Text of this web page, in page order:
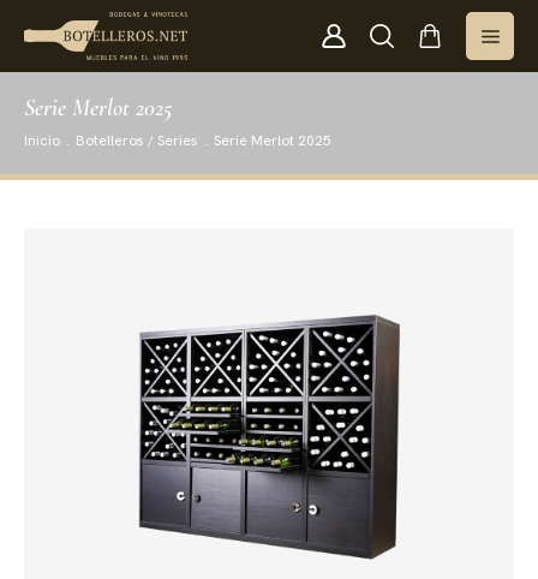
Serie Merlot 2025
Inicio . Botelleros / Series . Serie Merlot 2025